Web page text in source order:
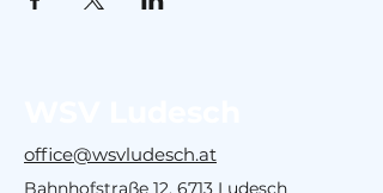
office@wsvludesch.at
Bahnhofstraße 12, 6713 Ludesch